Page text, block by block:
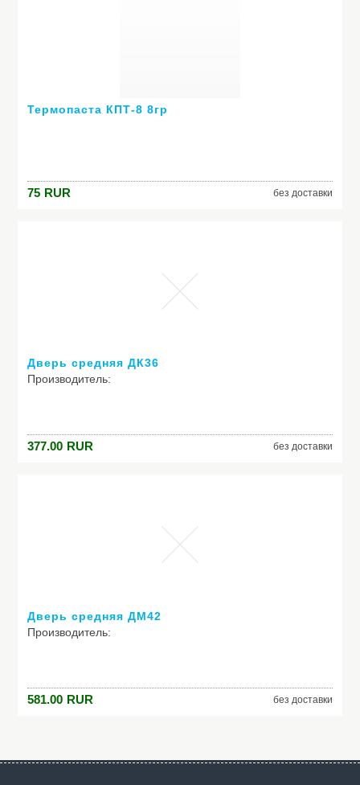
Термопаста КПТ-8 8гр
75 RUR без доставки
Дверь средняя ДК36
Производитель:
377.00 RUR без доставки
Дверь средняя ДМ42
Производитель:
581.00 RUR без доставки